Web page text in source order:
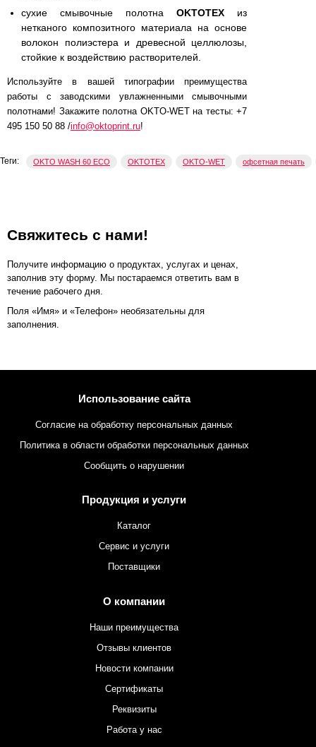
сухие смывочные полотна OKTOTEX из
нетканого композитного материала на основе
волокон полиэстера и древесной целлюлозы,
стойкие к воздействию растворителей.
Используйте в вашей типографии преимущества
работы с заводскими увлажненными смывочными
полотнами! Закажите полотна OKTO-WET на тесты: +7
495 150 50 88 /info@oktoprint.ru!
Теги: OKTO WASH 60 ECO OKTOTEX OKTO-WET офсетная печать
Свяжитесь с нами!
Получите информацию о продуктах, услугах и ценах,
заполнив эту форму. Мы постараемся ответить вам в
течение рабочего дня.
Поля «Имя» и «Телефон» необязательны для
заполнения.
Использование сайта
Согласие на обработку персональных данных
Политика в области обработки персональных данных
Сообщить о нарушении
Продукция и услуги
Каталог
Сервис и услуги
Поставщики
О компании
Наши преимущества
Отзывы клиентов
Новости компании
Сертификаты
Реквизиты
Работа у нас